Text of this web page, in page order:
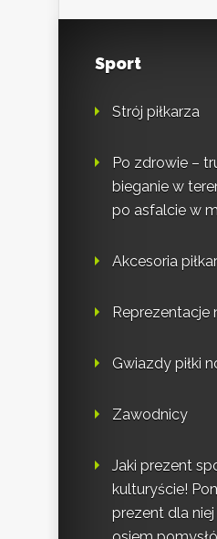
Sport
Strój piłkarza
Po zdrowie –
bieganie w
po asfalcie w
Akcesoria
Reprezentacje
Gwiazdy piłki
Zawodnicy
Jaki prezent
kulturyście!
prezent dla niej